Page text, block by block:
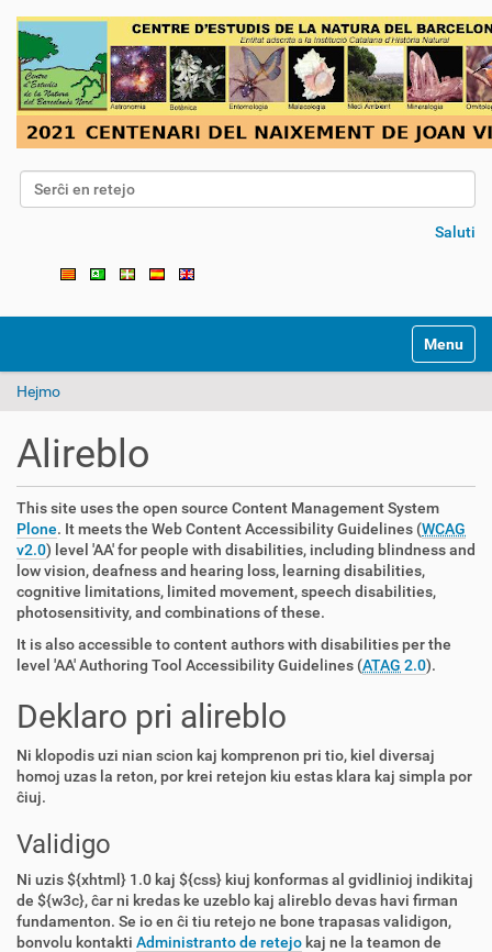
Serĉi en retejo
Saluti
Toggle
Hejmo
Alireblo
This site uses the open source Content Management System
Plone. It meets the Web Content Accessibility Guidelines (WCAG
v2.0) level 'AA' for people with disabilities, including blindness and
low vision, deafness and hearing loss, learning disabilities,
cognitive limitations, limited movement, speech disabilities,
photosensitivity, and combinations of these.
It is also accessible to content authors with disabilities per the
level 'AA' Authoring Tool Accessibility Guidelines (ATAG 2.0).
Deklaro pri alireblo
Ni klopodis uzi nian scion kaj komprenon pri tio, kiel diversaj
homoj uzas la reton, por krei retejon kiu estas klara kaj simpla por
ĉiuj.
Validigo
Ni uzis ${xhtml} 1.0 kaj ${css} kiuj konformas al gvidlinioj indikitaj
de ${w3c}, ĉar ni kredas ke uzeblo kaj alireblo devas havi firman
fundamenton. Se io en ĉi tiu retejo ne bone trapasas validigon,
bonvolu kontakti Administranto de retejo kaj ne la teamon de